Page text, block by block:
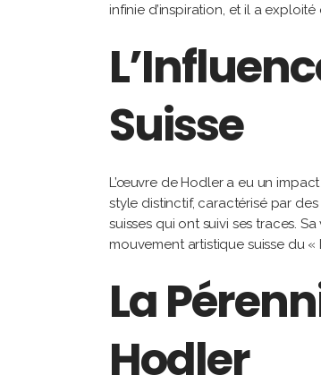
infinie d’inspiration, et il a
Suisse
L’œuvre de Hodler a eu un
style distinctif, caractérisé par
suisses qui ont suivi ses traces.
mouvement artistique suisse du
La
Hodler